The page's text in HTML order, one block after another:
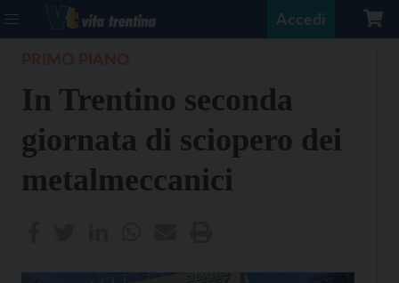
Accedi
In Trentino seconda
giornata di sciopero dei
metalmeccanici